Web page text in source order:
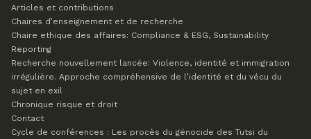
Articles et contributions
Chaires d’enseignement et de recherche
Chaire ethique des affaires: Compliance & ESG, Sustainability
Reporting
Recherche nouvellement lancée: Violence, identité et immigration
irrégulière. Approche compréhensive de l’identité et du vécu du
sujet en exil
Chronique risque et droit
Contact
Cycle de conférences : Les procès du génocide des Tutsi du